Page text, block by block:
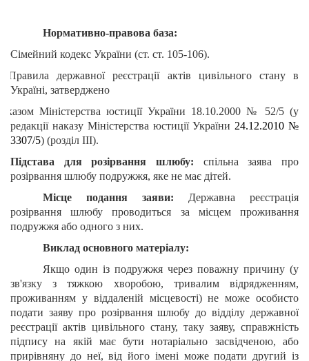
Нормативно-правова база:
Сімейний кодекс України (ст. ст. 105-106).
Правила
державної реєстрації актів цивільного стану в
Україні, затверджено
Міністерства юстиції України 18.10.2000 № 52/5 (у
редакції наказу Міністерства юстиції України 24.12.2010 №
3307/5) (розділ ІІІ).
Підстава для розірвання шлюбу:
спільна заява про
розірвання шлюбу подружжя, яке не має дітей.
Місце подання заяви:
Державна реєстрація
розірвання шлюбу проводиться за місцем проживання
подружжя або одного з них.
Виклад основного матеріалу:
Якщо один із подружжя через поважну причину (у
зв'язку з тяжкою хворобою, тривалим відрядженням,
проживанням у віддаленій місцевості) не може особисто
подати заяву про розірвання шлюбу до відділу державної
реєстрації актів цивільного стану, таку заяву, справжність
підпису на якій має бути нотаріально засвідченою, або
прирівняну до неї, від його імені може подати другий із